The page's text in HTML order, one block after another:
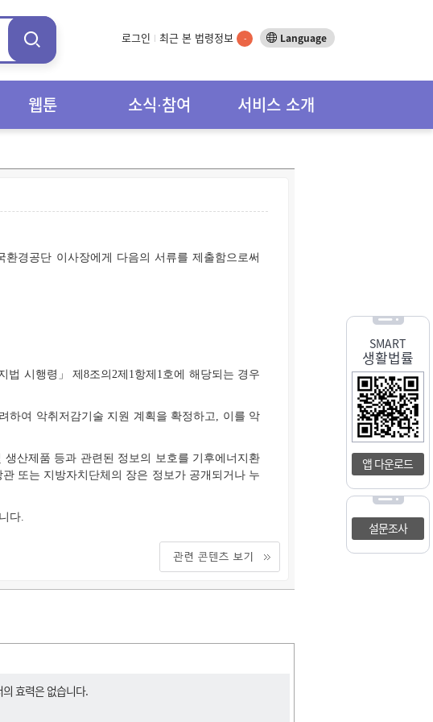
로그인 최근 본 법령정보 - Language
웹툰 소식∙참여 서비스 소개
SMART
생활법률
앱 다운로드
설문조사
경공단 이사장에게 다음의 서류를 제출함으로써
시행령」 제8조의2제1항제1호에 해당되는 경우
하여 악취저감기술 지원 계획을 확정하고, 이를 악
산제품 등과 관련된 정보의 보호를 기후에너지환
또는 지방자치단체의 장은 정보가 공개되거나 누
다.
효력은 없습니다.